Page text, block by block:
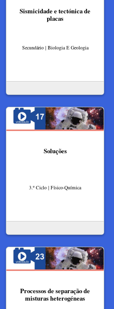
Sismicidade e tectónica de
placas
Secundário | Biologia E Geologia
Soluções
3.º Ciclo | Físico-Química
Processos de separação de
misturas heterogéneas